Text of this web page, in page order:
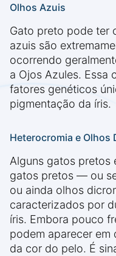
Olhos Azuis
Gato preto pode ter
azuis são
ocorrendo
a Ojos Azules. Essa
fatores genéticos
pigmentação da íris.
Heterocromia e Olhos
Alguns gatos pretos
gatos pretos — ou
ou ainda olhos
caracterizados por
íris. Embora pouco
podem aparecer em
da cor do pelo. É